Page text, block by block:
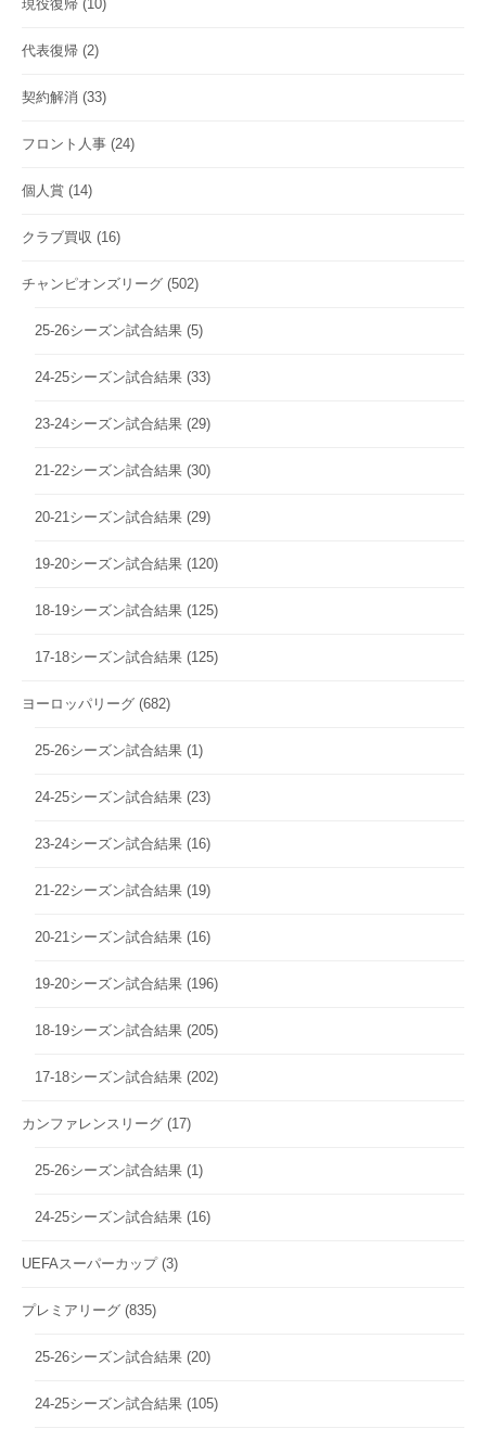
現役復帰 (10)
代表復帰 (2)
契約解消 (33)
フロント人事 (24)
個人賞 (14)
クラブ買収 (16)
チャンピオンズリーグ (502)
25-26シーズン試合結果 (5)
24-25シーズン試合結果 (33)
23-24シーズン試合結果 (29)
21-22シーズン試合結果 (30)
20-21シーズン試合結果 (29)
19-20シーズン試合結果 (120)
18-19シーズン試合結果 (125)
17-18シーズン試合結果 (125)
ヨーロッパリーグ (682)
25-26シーズン試合結果 (1)
24-25シーズン試合結果 (23)
23-24シーズン試合結果 (16)
21-22シーズン試合結果 (19)
20-21シーズン試合結果 (16)
19-20シーズン試合結果 (196)
18-19シーズン試合結果 (205)
17-18シーズン試合結果 (202)
カンファレンスリーグ (17)
25-26シーズン試合結果 (1)
24-25シーズン試合結果 (16)
UEFAスーパーカップ(3)
プレミアリーグ (835)
25-26シーズン試合結果 (20)
24-25シーズン試合結果 (105)